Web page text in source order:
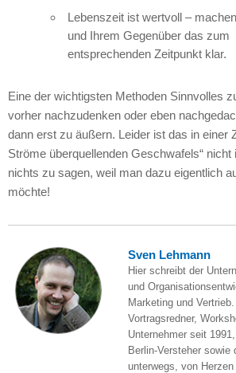
Lebenszeit ist wertvoll –
und Ihrem Gegenüber das zum
entsprechenden Zeitpunkt klar.
Eine der wichtigsten Methoden Sinnvolles
vorher nachzudenken oder eben
dann erst zu äußern. Leider ist das in einer
Ströme überquellenden Geschwafels“
nichts zu sagen, weil man dazu eigentlich
möchte!
Sven Lehmann
Hier schreibt der
und
Marketing und
Vortragsredner,
Unternehmer seit
Berlin-Versteher sowie
unterwegs, von